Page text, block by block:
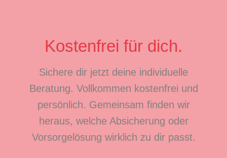
Kostenfrei für dich.
Sichere dir jetzt deine individuelle
Beratung. Vollkommen kostenfrei und
persönlich. Gemeinsam finden wir
heraus, welche Absicherung oder
Vorsorgelösung wirklich zu dir passt.